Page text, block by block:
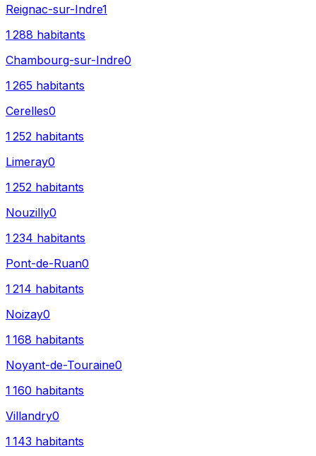
Reignac-sur-Indre1
1 288 habitants
Chambourg-sur-Indre0
1 265 habitants
Cerelles0
1 252 habitants
Limeray0
1 252 habitants
Nouzilly0
1 234 habitants
Pont-de-Ruan0
1 214 habitants
Noizay0
1 168 habitants
Noyant-de-Touraine0
1 160 habitants
Villandry0
1 143 habitants